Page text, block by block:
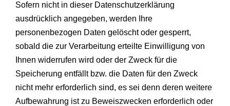
Sofern nicht in dieser Datenschutzerklärung
ausdrücklich angegeben, werden Ihre
personenbezogen Daten gelöscht oder gesperrt,
sobald die zur Verarbeitung erteilte Einwilligung von
Ihnen widerrufen wird oder der Zweck für die
Speicherung entfällt bzw. die Daten für den Zweck
nicht mehr erforderlich sind, es sei denn deren weitere
Aufbewahrung ist zu Beweiszwecken erforderlich oder